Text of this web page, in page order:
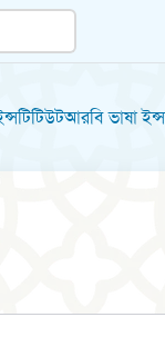
আরবি ভাষা